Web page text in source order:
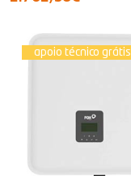
apoio técnico grátis